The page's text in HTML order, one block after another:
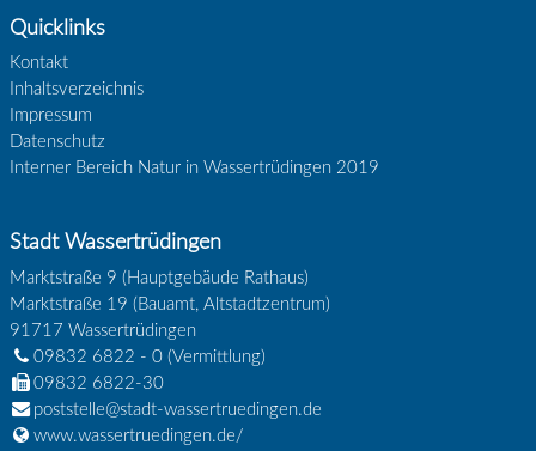
Quicklinks
Kontakt
Inhaltsverzeichnis
Impressum
Datenschutz
Interner Bereich Natur in Wassertrüdingen 2019
Stadt Wassertrüdingen
Marktstraße 9 (Hauptgebäude Rathaus)
Marktstraße 19 (Bauamt, Altstadtzentrum)
91717 Wassertrüdingen
09832 6822 - 0(Vermittlung)
09832 6822-30
poststelle@stadt-wassertruedingen.de
www.wassertruedingen.de/